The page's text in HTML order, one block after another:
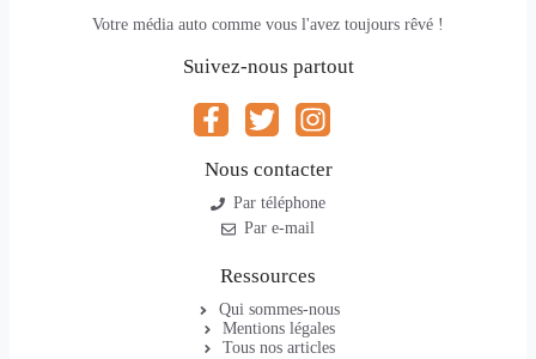
Votre média auto comme vous l'avez toujours rêvé !
Suivez-nous partout
Nous contacter
Par téléphone
Par e-mail
Ressources
Qui sommes-nous
Mentions légales
Tous nos articles